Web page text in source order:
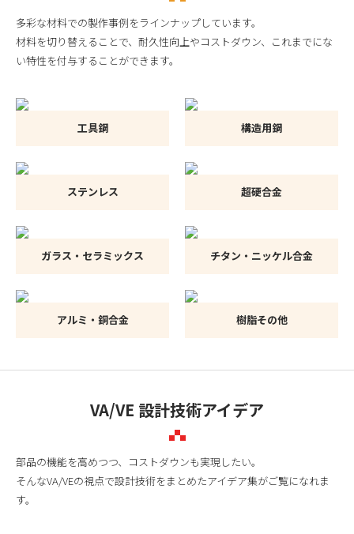
多彩な材料での製作事例をラインナップしています。
材料を切り替えることで、耐久性向上やコストダウン、これまでにな
い特性を付与することができます。
工具鋼 構造用鋼
ステンレス 超硬合金
ガラス・セラミックス チタン・ニッケル合金
アルミ・銅合金 樹脂その他
VA/VE 設計技術アイデア
部品の機能を高めつつ、コストダウンも実現したい。
そんなVA/VEの視点で設計技術をまとめたアイデア集がご覧になれま
す。